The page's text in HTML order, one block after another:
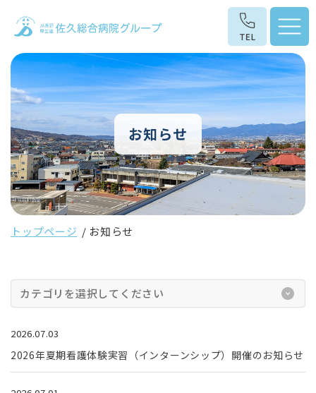
お知らせ
トップページ お知らせ
カテゴリを選択してください
2026.07.03
2026年夏期看護体験実習（インターンシップ）開催のお知らせ